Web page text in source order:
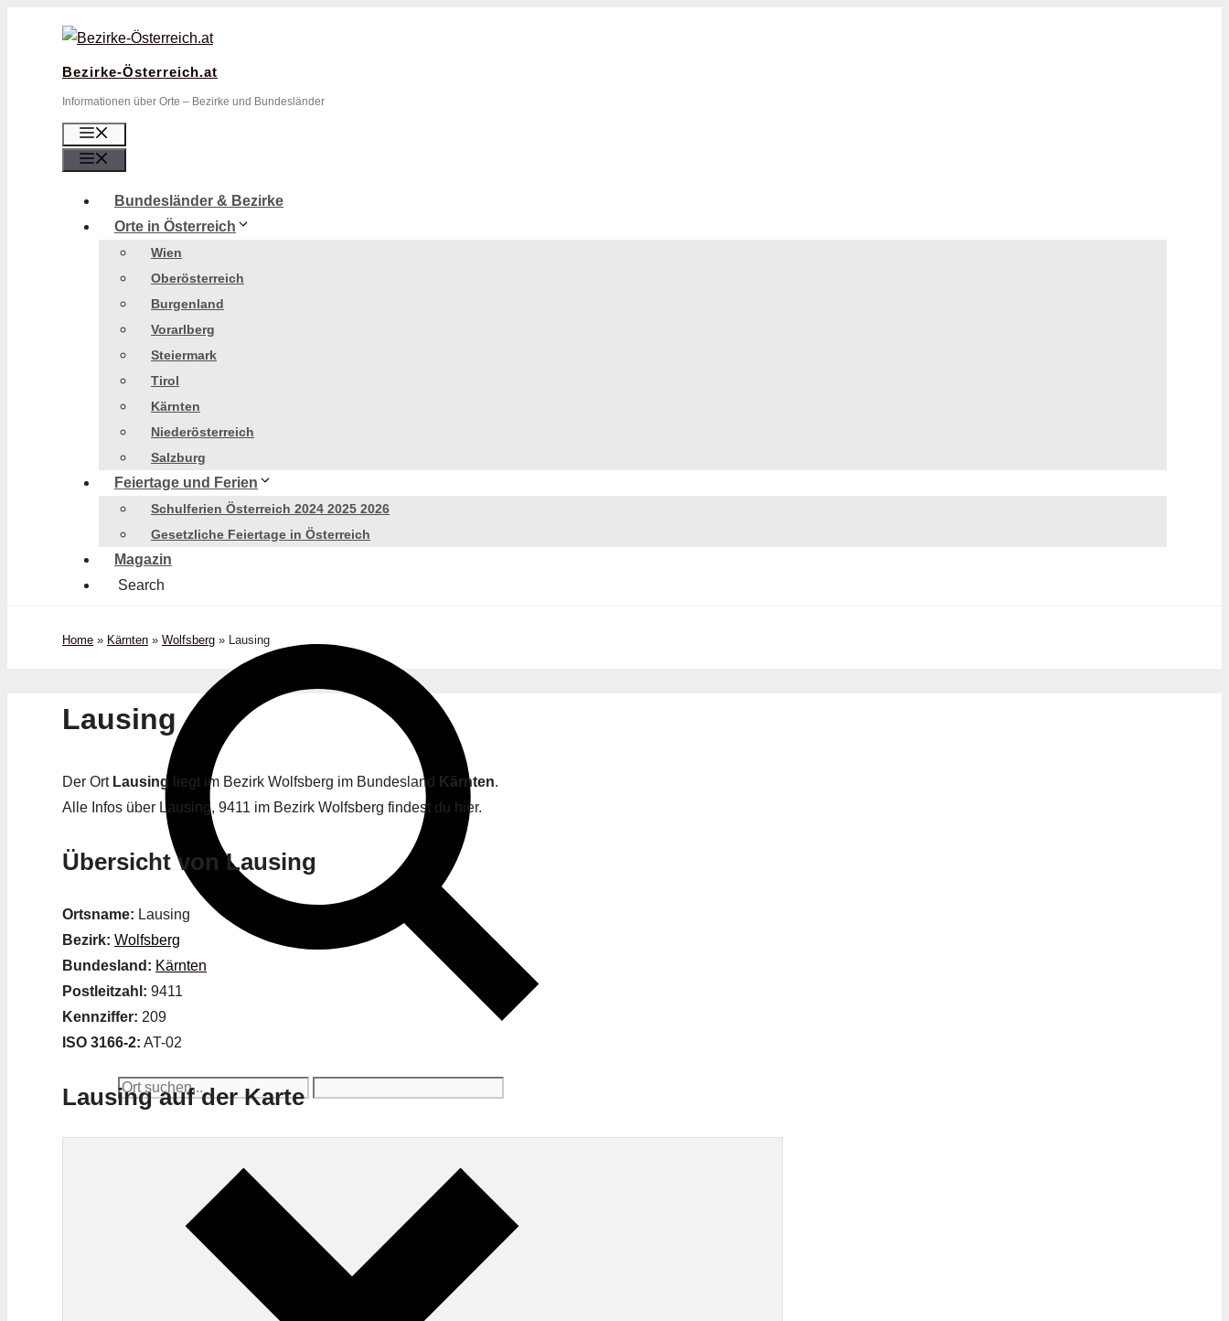
Bezirke-Österreich.at
Informationen über Orte – Bezirke und Bundesländer
Bundesländer & Bezirke
Orte in Österreich
Wien
Oberösterreich
Burgenland
Vorarlberg
Steiermark
Tirol
Kärnten
Niederösterreich
Salzburg
Feiertage und Ferien
Schulferien Österreich 2024 2025 2026
Gesetzliche Feiertage in Österreich
Magazin
Search
Home » Kärnten » Wolfsberg » Lausing
Lausing
Der Ort Lausing liegt im Bezirk Wolfsberg im Bundesland Kärnten.
Alle Infos über Lausing, 9411 im Bezirk Wolfsberg findest du hier.
Übersicht von Lausing
Ortsname: Lausing
Bezirk: Wolfsberg
Bundesland: Kärnten
Postleitzahl: 9411
Kennziffer: 209
ISO 3166-2: AT-02
Lausing auf der Karte